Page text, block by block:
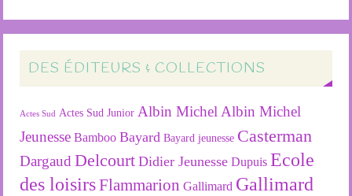
DES ÉDITEURS & COLLECTIONS
Actes Sud Actes Sud Junior Albin Michel Albin Michel
Jeunesse Bamboo Bayard Bayard jeunesse Casterman
Dargaud Delcourt Didier Jeunesse Dupuis Ecole
des loisirsFlammarion Gallimard Gallimard